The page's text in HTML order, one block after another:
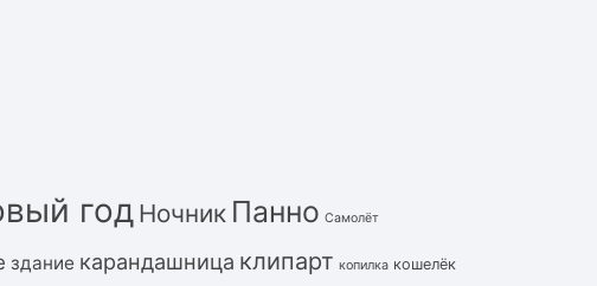
год Ночник Панно Самолёт
здание карандашница клипарт копилка кошелёк